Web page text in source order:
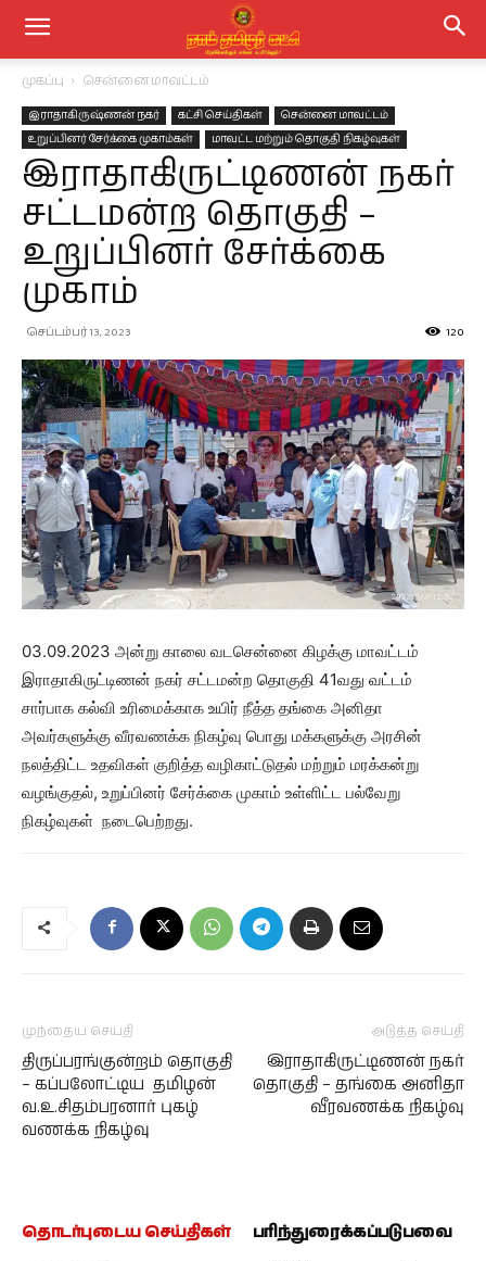
முகப்பு சென்னை மாவட்டம்
இராதாகிருஷ்ணன் நகர் கட்சி செய்திகள்
சென்னை மாவட்டம்
உறுப்பினர் சேர்க்கை முகாம்கள்
மாவட்ட மற்றும் தொகுதி நிகழ்வுகள்
இராதாகிருட்டிணன் நகர்
சட்டமன்ற தொகுதி –
உறுப்பினர் சேர்க்கை
முகாம்
செப்டம்பர் 13, 2023 120
03.09.2023 அன்று காலை வடசென்னை கிழக்கு மாவட்டம்
இராதாகிருட்டிணன் நகர் சட்டமன்ற தொகுதி 41வது வட்டம்
சார்பாக கல்வி உரிமைக்காக உயிர் நீத்த தங்கை அனிதா
அவர்களுக்கு வீரவணக்க நிகழ்வு பொது மக்களுக்கு அரசின்
நலத்திட்ட உதவிகள் குறித்த வழிகாட்டுதல் மற்றும் மரக்கன்று
வழங்குதல், உறுப்பினர் சேர்க்கை முகாம் உள்ளிட்ட பல்வேறு
நிகழ்வுகள் நடைபெற்றது.
முந்தைய செய்தி
திருப்பரங்குன்றம் தொகுதி
– கப்பலோட்டிய தமிழன்
வ.உ.சிதம்பரனார் புகழ்
வணக்க நிகழ்வு
அடுத்த செய்தி
இராதாகிருட்டிணன் நகர்
தொகுதி – தங்கை அனிதா
வீரவணக்க நிகழ்வு
தொடர்புடைய செய்திகள் பரிந்துரைக்கப்படுபவை